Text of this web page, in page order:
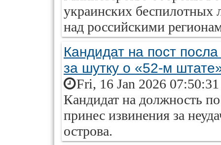
украинских беспилотных
над российскими
Кандидат на пост
за шутку о «52-м
Fri, 16 Jan 2026
Кандидат на должность
принес извинения за
острова.